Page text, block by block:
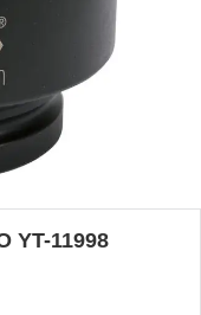
YT-11998